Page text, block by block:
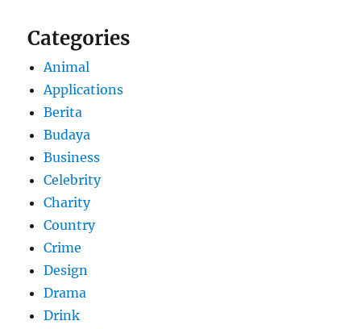
Categories
Animal
Applications
Berita
Budaya
Business
Celebrity
Charity
Country
Crime
Design
Drama
Drink